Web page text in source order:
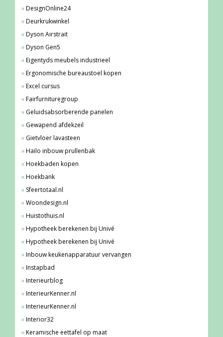
DesignOnline24
Deurkrukwinkel
Dyson Airstrait
Dyson Gen5
Eigentyds meubels industrieel
Ergonomische bureaustoel kopen
Excel cursus
Fairfurnituregroup
Geluidsabsorberende panelen
Gewapend afdekzeil
Gietvloer lavasteen
Hailo inbouw prullenbak
Hoekbaden kopen
Hoekbank
Sfeertotaal.nl
Woondesign.nl
Huistothuis.nl
Hypotheek berekenen bij Univé
Hypotheek berekenen bij Univé
Inbouw keukenapparatuur vervangen
Instapbad
Interieurblog
InterieurKenner.nl
InterieurKenner.nl
Interior32
Keramische eettafel op maat